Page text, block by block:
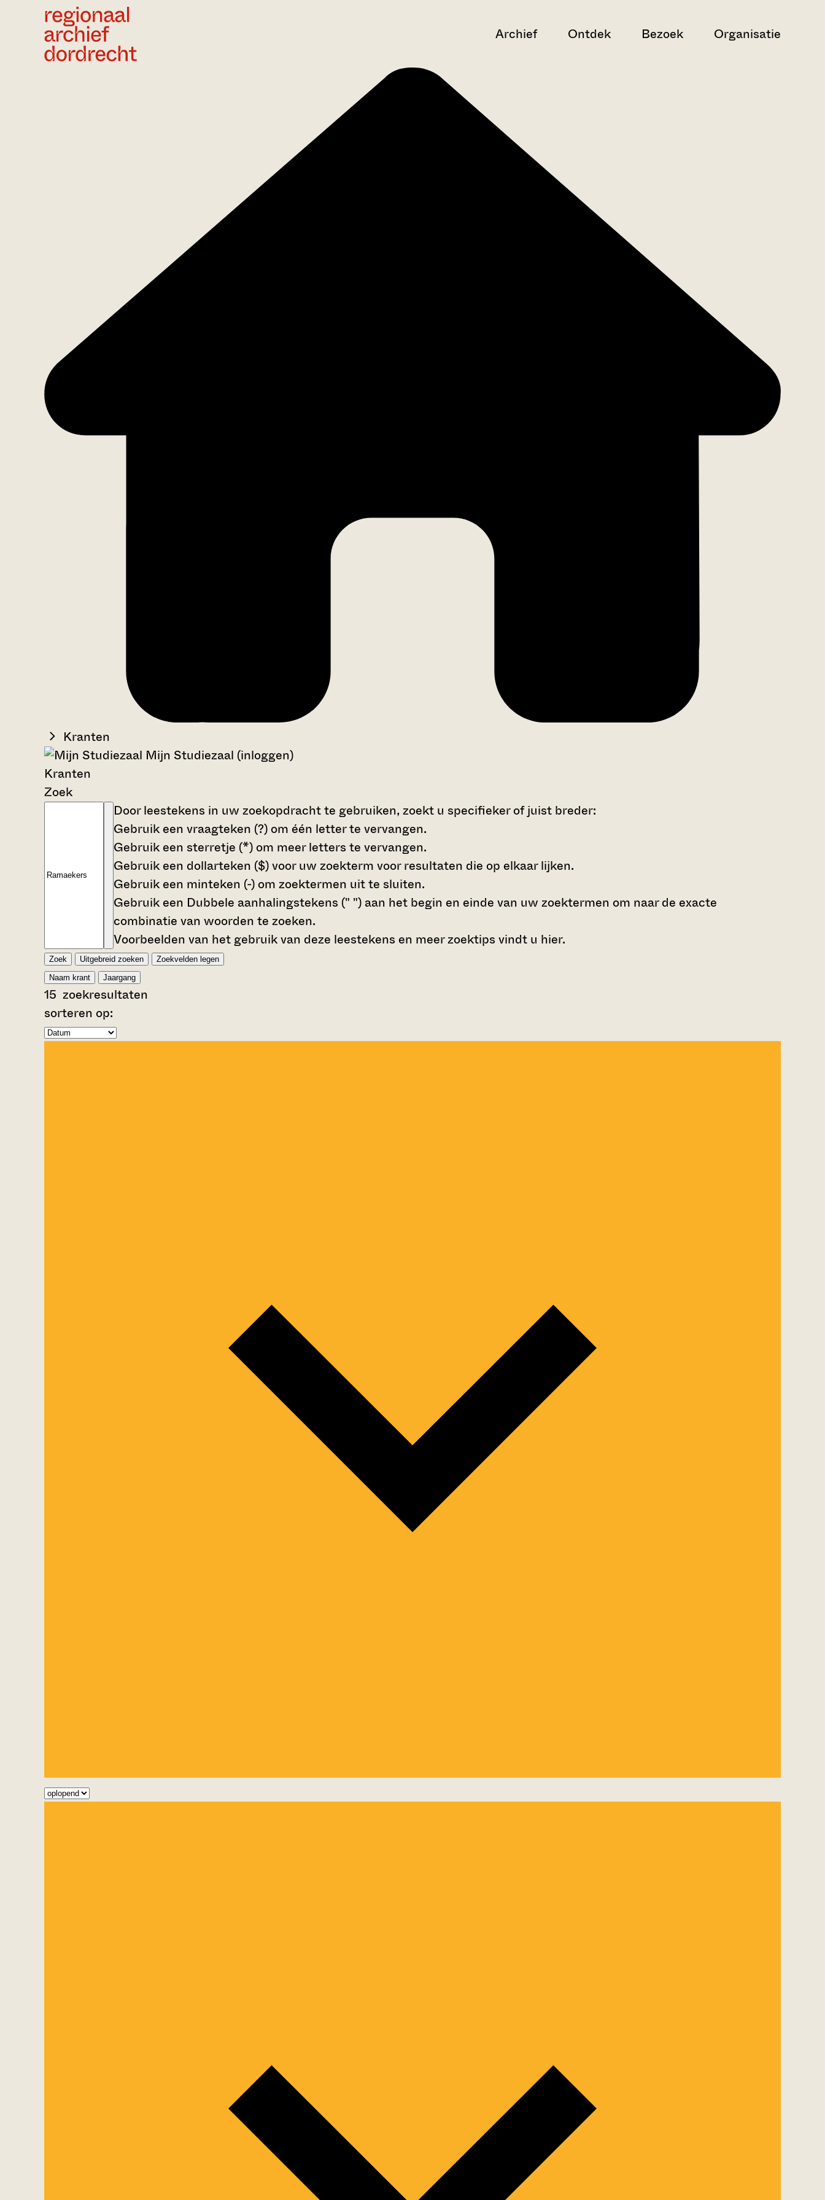
Archief Ontdek Bezoek Organisatie
Kranten
Mijn Studiezaal (inloggen)
Kranten
Zoek
Door leestekens in uw zoekopdracht te gebruiken, zoekt u specifieker of juist breder:
Gebruik een vraagteken (?) om één letter te vervangen.
Gebruik een sterretje (*) om meer letters te vervangen.
Gebruik een dollarteken ($)voor uw zoekterm voor resultaten die op elkaar lijken.
Gebruik een minteken (-) om zoektermen uit te sluiten.
Gebruik een Dubbele aanhalingstekens (" ") aan het begin en einde van uw zoektermen om naar de exacte
combinatie van woorden te zoeken.
Voorbeelden van het gebruik van deze leestekens en meer zoektips vindt u hier.
Zoek Uitgebreid zoeken
Zoekvelden legen
Naam krant
Jaargang
15 zoekresultaten
sorteren op: